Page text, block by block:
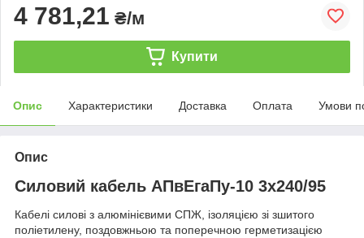
4 781,21 ₴/м
Купити
Опис Характеристики Доставка Оплата Умови
Опис
Силовий кабель АПвЕгаПу-10 3х240/95
Кабелі силові з алюмінієвими СПЖ, ізоляцією зі зшитого
поліетилену, поздовжньою та поперечною герметизацією